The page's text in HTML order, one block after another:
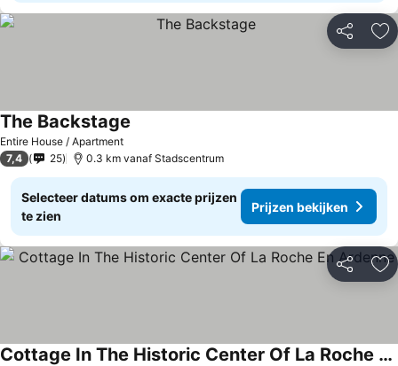
Delen
Entire House / Apartment
The Backstage
7,4 25 0.3 km vanaf Stadscentrum
Selecteer datums om exacte prijzen
te zien
Prijzen bekijken
Delen
Cottage In The Historic Center Of La Roche En Ardenne